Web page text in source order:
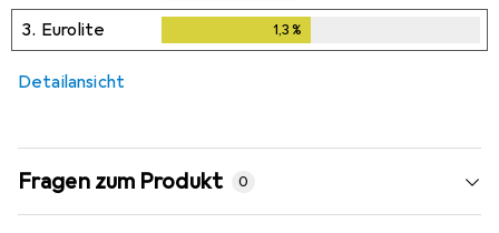
3. Eurolite 1,3%
Detailansicht
Fragen zum Produkt 0